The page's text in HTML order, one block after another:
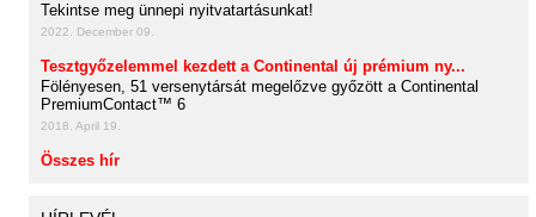
Tekintse meg ünnepi nyitvatartásunkat!
2022. December 09.
Tesztgyőzelemmel kezdett a Continental új prémium ny...
Fölényesen, 51 versenytársát megelőzve győzött a Continental
PremiumContact™ 6
2018. April 19.
Összes hír